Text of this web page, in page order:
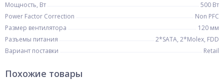
Мощность, Вт
500 Вт
Power Factor Correction
Non PFC
Размер вентилятора
120 мм
Разъемы питания
2*SATA, 2*Molex, FDD
Вариант поставки
Retail
Похожие товары